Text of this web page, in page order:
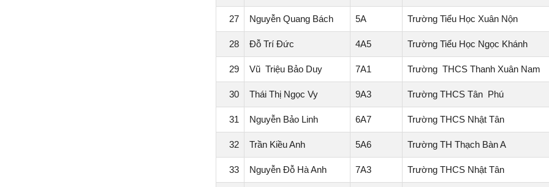
27 Nguyễn Quang Bách 5A Trường Tiểu Học Xuân Nộn
28 Đỗ Trí Đức 4A5 Trường Tiểu Học Ngọc Khánh
29 Vũ Triệu Bảo Duy 7A1 Trường THCS Thanh Xuân Nam
30 Thái Thị Ngọc Vy 9A3 Trường THCS Tân Phú
31 Nguyễn Bảo Linh 6A7 Trường THCS Nhật Tân
32 Trần Kiều Anh 5A6 Trường TH Thạch Bàn A
33 Nguyễn Đỗ Hà Anh 7A3 Trường THCS Nhật Tân